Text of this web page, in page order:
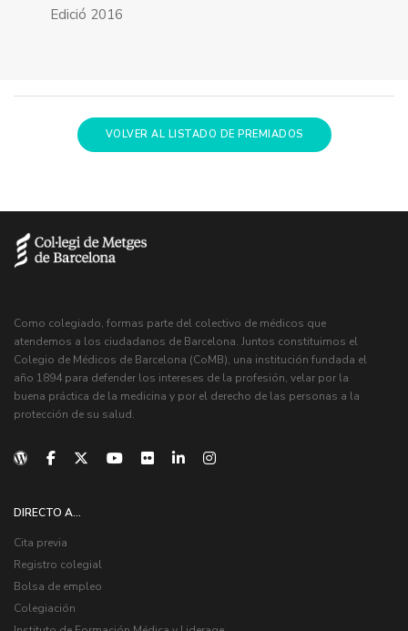
Edició 2016
VOLVER AL LISTADO DE PREMIADOS
Como colegiado, formas parte del colectivo de médicos que
atendemos a los ciudadanos de Barcelona. Juntos constituimos el
Colegio de Médicos de Barcelona (CoMB), una institución fundada el
año 1894 para defender los intereses de la profesión, velar por la
buena práctica de la medicina y por el derecho de las personas a la
protección de su salud.
DIRECTO A...
Cita previa
Registro colegial
Bolsa de empleo
Colegiación